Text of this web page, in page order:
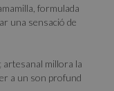
formulada
una sensació de
artesanal millora la
a un son profund